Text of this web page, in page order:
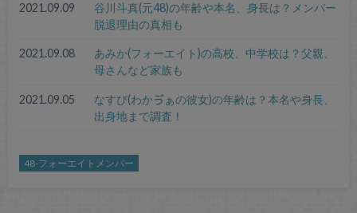
2021.09.09
谷川斗真(元48)の年齢や本名、身長は？メンバー
脱退理由の真相も
2021.09.08
あみか(フォーエイト)の高校、中学校は？父親、
母さんなど家族も
2021.09.05
なすび(わかゔぁの彼女)の年齢は？本名や身長、
出身地まで調査！
48-フォーエイトメンバー